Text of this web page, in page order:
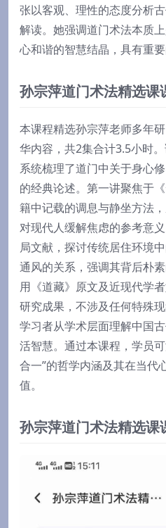
张以客观、理性的态度分析
解读。她强调道门术法本质
心和谐的智慧结晶，具有重
孙宗萍道门术法精选课
本课程精选孙宗萍老师多年
华内容，共2集合计3.5小时
系统梳理了道门中关于身心
的经典论述。第一讲聚焦于
籍中记载的调息与静坐方法
对现代人缓解焦虑的参考意
局文献，探讨传统居住环境
通风的关系，强调其背后朴
用《道藏》原文及近现代学
研究成果，不涉及任何特殊
学习者从学术层面理解中国
活智慧。通过本课程，学员
合一”的哲学内涵及其在当代
值。
孙宗萍道门术法精选课